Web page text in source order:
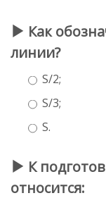
Как
линии?
S/2;
S/3;
S.
К
относится: